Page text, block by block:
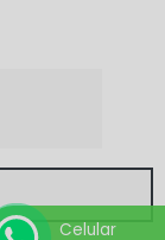
Celular